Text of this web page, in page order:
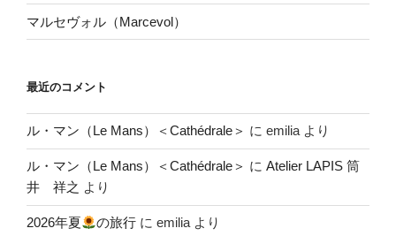
マルセヴォル（Marcevol）
最近のコメント
ル・マン（Le Mans）＜Cathédrale＞ に emilia より
ル・マン（Le Mans）＜Cathédrale＞ に Atelier LAPIS 筒
井 祥之 より
2026年夏 の旅行 にemilia より